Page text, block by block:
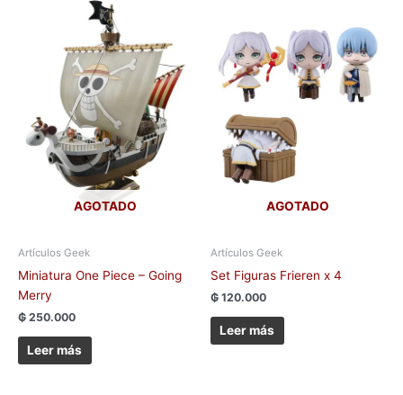
AGOTADO
Artículos Geek
Miniatura One Piece – Going
Merry
₲ 250.000
Leer más
AGOTADO
Artículos Geek
Set Figuras Frieren x 4
₲ 120.000
Leer más